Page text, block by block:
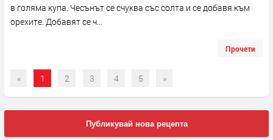
в голяма купа. Чесънът се счуква със солта и се добавя към
орехите. Добавят се ч...
Прочети
« 1 2 3 4 5 »
Публикувай нова рецепта